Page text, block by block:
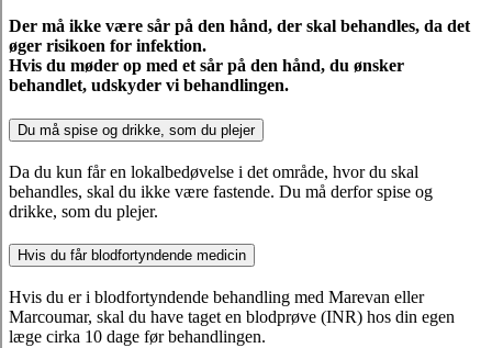
Der må ikke være sår på den hånd, der skal behandles, da det
øger risikoen for infektion.
Hvis du møder op med et sår på den hånd, du ønsker
behandlet, udskyder vi behandlingen.
Du må spise og drikke, som du plejer
Da du kun får en lokalbedøvelse i det område, hvor du skal
behandles, skal du ikke være fastende. Du må derfor spise og
drikke, som du plejer.
Hvis du får blodfortyndende medicin
Hvis du er i blodfortyndende behandling med Marevan eller
Marcoumar, skal du have taget en blodprøve (INR) hos din egen
læge cirka 10 dage før behandlingen.